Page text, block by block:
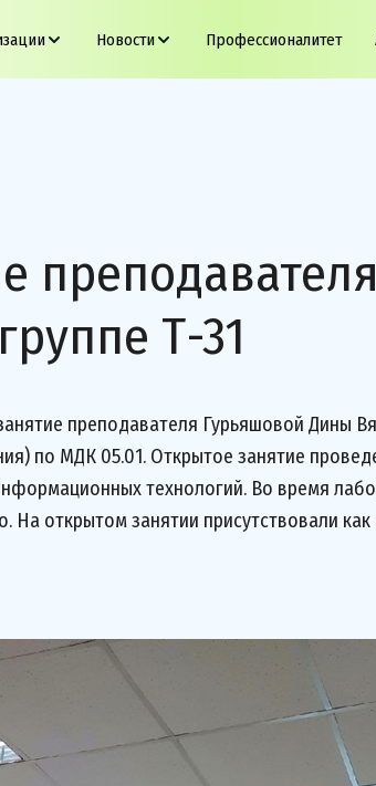
Новости Профессионалитет
Т-31
преподавателя Гурьяшовой Дины
по МДК 05.01. Открытое занятие
технологий. Во время
На открытом занятии присутствовали